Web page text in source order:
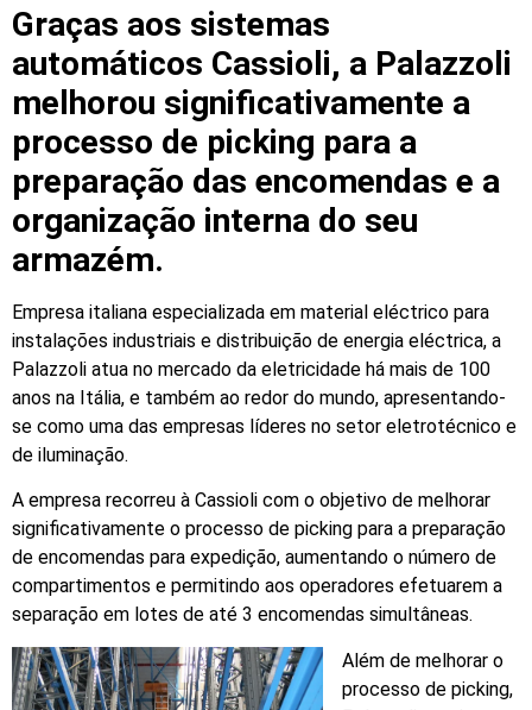
Graças aos sistemas
automáticos Cassioli, a Palazzoli
melhorou significativamente a
processo de picking para a
preparação das encomendas e a
organização interna do seu
armazém.
Empresa italiana especializada em material eléctrico para
instalações industriais e distribuição de energia eléctrica, a
Palazzoli atua no mercado da eletricidade há mais de 100
anos na Itália, e também ao redor do mundo, apresentando-
se como uma das empresas líderes no setor eletrotécnico e
de iluminação.
A empresa recorreu à Cassioli com o objetivo de melhorar
significativamente o processo de picking para a preparação
de encomendas para expedição, aumentando o número de
compartimentos e permitindo aos operadores efetuarem a
separação em lotes de até 3 encomendas simultâneas.
Além de melhorar o
processo de picking,